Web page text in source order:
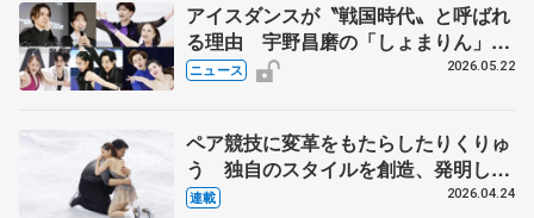
アイスダンスが〝戦国時代〟と呼ばれ
る理由 宇野昌磨の「しょまりん」ら
実力者が相次いで参戦 国内の競争激
ニュース 2026.05.22
ペア競技に変革をもたらしたりくりゅ
う 独自のスタイルを創造、発明した
【引退発表後②】
連載 2026.04.24